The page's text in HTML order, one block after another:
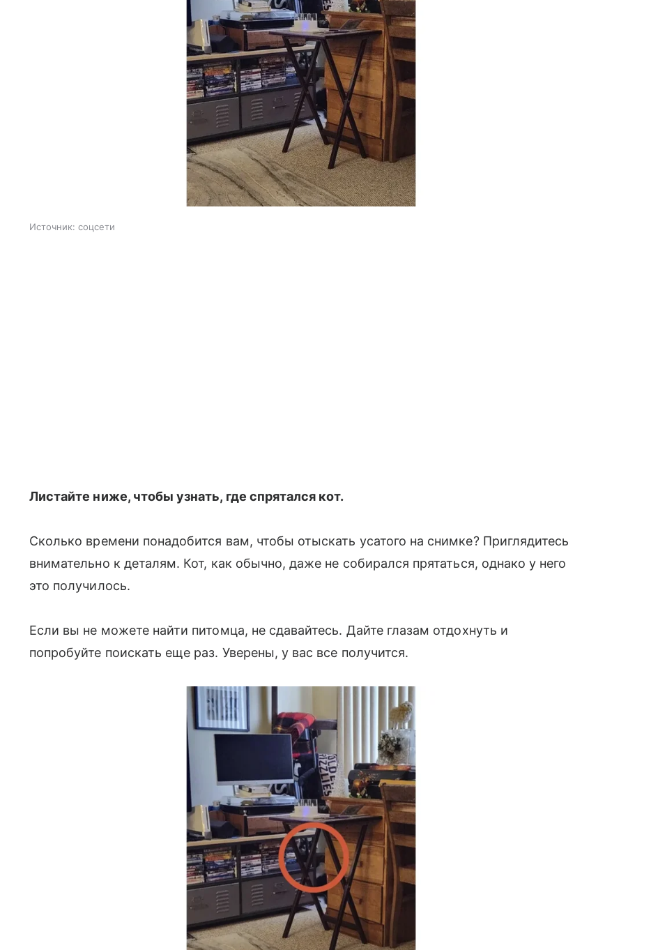
Источник: соцсети
Листайте ниже, чтобы узнать, где спрятался кот.
Сколько времени понадобится вам, чтобы отыскать усатого на снимке? Приглядитесь
внимательно к деталям. Кот, как обычно, даже не собирался прятаться, однако у него
это получилось.
Если вы не можете найти питомца, не сдавайтесь. Дайте глазам отдохнуть и
попробуйте поискать еще раз. Уверены, у вас все получится.